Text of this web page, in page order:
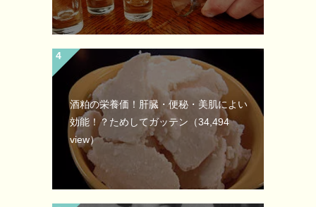
酒粕の栄養価！肝臓・便秘・美肌によい
効能！？ためしてガッテン （34,494
view）